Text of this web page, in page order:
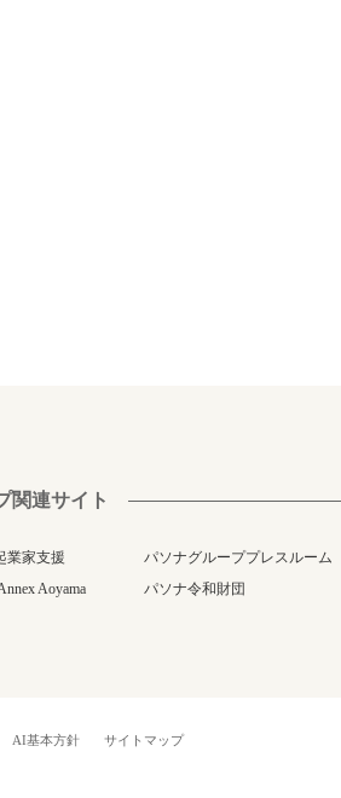
関連サイト
業家支援 パソナグループプレスルーム
Aoyama
パソナ令和財団
AI基本方針 サイトマップ